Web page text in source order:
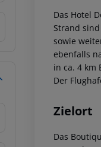
Das Hotel
Strand
sowie
ebenfalls
in ca. 4 km
Der
Zielort
Das